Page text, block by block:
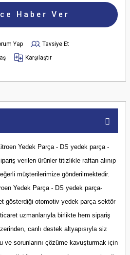
Haber Ver
Yap
Tavsiye Et
Karşılaştır
Yedek Parça - DS yedek parça -
verilen ürünler titizlikle raftan alınıp
müşterilerimize gönderilmektedir.
Yedek Parça - DS yedek parça-
gösterdiği otomotiv yedek parça sektör
uzmanlarıyla birlikte hem sipariş
canlı destek altyapısıyla siz
ve sorunlarını çözüme kavuşturmak için